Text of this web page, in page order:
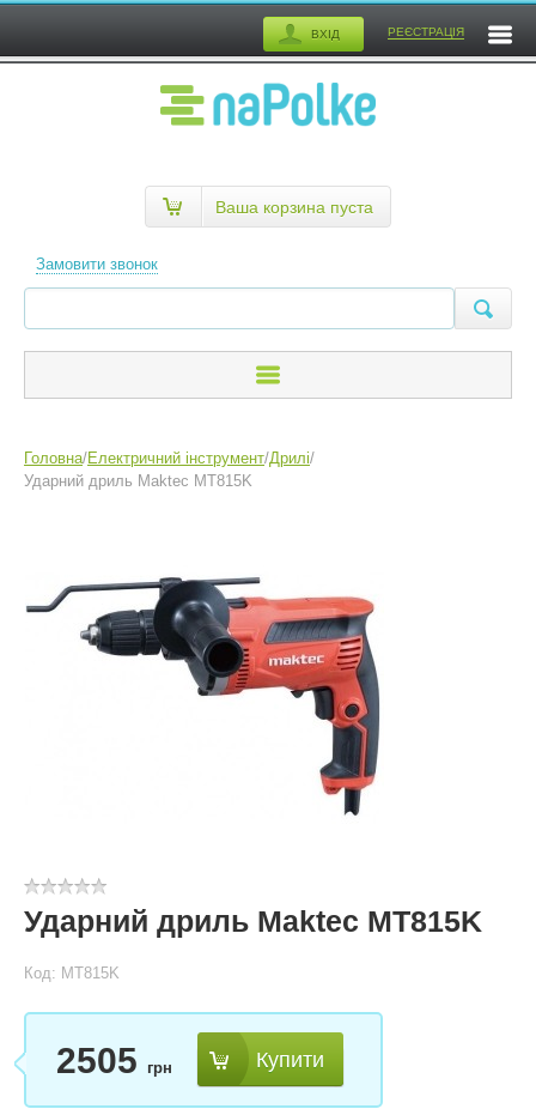
ВХІД РЕЄСТРАЦІЯ
Замовити звонок
Ваша корзина пуста
Головна/Електричний інструмент/Дрилі/
Ударний дриль Maktec MT815K
Ударний дриль Maktec MT815K
Код: MT815K
2505 грн Купити